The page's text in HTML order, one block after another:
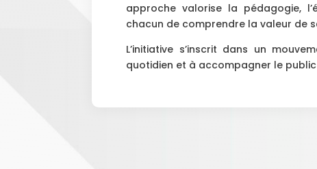
approche valorise la pédagogie,
chacun de comprendre la valeur de
L’initiative s’inscrit dans un
quotidien et à accompagner le